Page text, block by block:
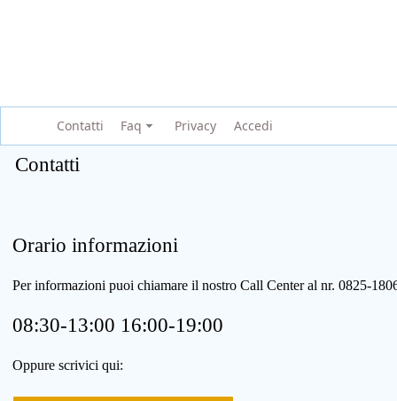
Contatti Faq Privacy Accedi
Contatti
Orario informazioni
Per informazioni puoi chiamare il nostro Call Center al nr. 0825-
08:30-13:00 16:00-19:00
Oppure scrivici qui: